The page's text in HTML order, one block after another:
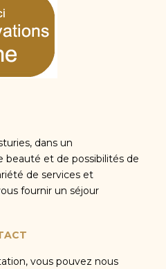
dans un
beauté et de possibilités de
de services et
fournir un séjour
vous pouvez nous